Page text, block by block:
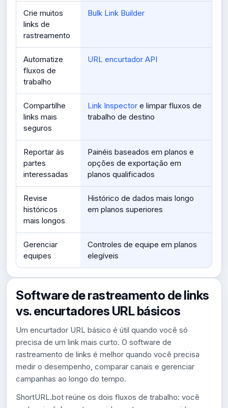
Crie muitos
links de
rastreamento
Bulk Link Builder
Automatize
fluxos de
trabalho
URL encurtador API
Compartilhe
links mais
seguros
Link Inspector e limpar fluxos de
trabalho de destino
Reportar às
partes
interessadas
Painéis baseados em planos e
opções de exportação em
planos qualificados
Revise
históricos
mais longos
Histórico de dados mais longo
em planos superiores
Gerenciar
equipes
Controles de equipe em planos
elegíveis
Software de rastreamento de links
vs. encurtadores URL básicos
Um encurtador URL básico é útil quando você só
precisa de um link mais curto. O software de
rastreamento de links é melhor quando você precisa
medir o desempenho, comparar canais e gerenciar
campanhas ao longo do tempo.
ShortURL.bot reúne os dois fluxos de trabalho: você